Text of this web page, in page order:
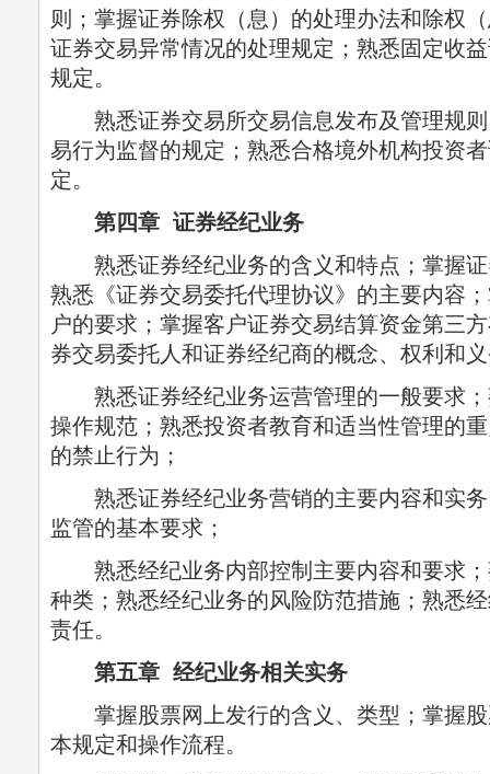
则；掌握证券除权（息）的处理办法和除权
证券交易异常情况的处理规定；熟悉固定收
规定。
熟悉证券交易所交易信息发布及管理规则
易行为监督的规定；熟悉合格境外机构投资
定。
第四章 证券经纪业务
熟悉证券经纪业务的含义和特点；掌握证
熟悉《证券交易委托代理协议》的主要内容
户的要求；掌握客户证券交易结算资金第三
券交易委托人和证券经纪商的概念、权利和
熟悉证券经纪业务运营管理的一般要求；
操作规范；熟悉投资者教育和适当性管理的
的禁止行为；
熟悉证券经纪业务营销的主要内容和实务
监管的基本要求；
熟悉经纪业务内部控制主要内容和要求；
种类；熟悉经纪业务的风险防范措施；熟悉
责任。
第五章 经纪业务相关实务
掌握股票网上发行的含义、类型；掌握股
本规定和操作流程。